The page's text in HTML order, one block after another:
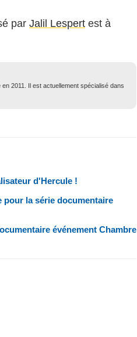
par Jalil Lespert est à
2011. Il est actuellement spécialisé dans
d'Hercule !
pour la série documentaire
événement Chambre